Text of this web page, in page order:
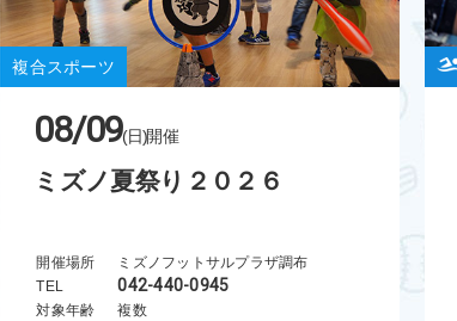
複合スポーツ
08/09(日)開催
ミズノ夏祭り２０２６
開催場所
ミズノフットサルプラザ調布
TEL
042-440-0945
対象年齢
複数